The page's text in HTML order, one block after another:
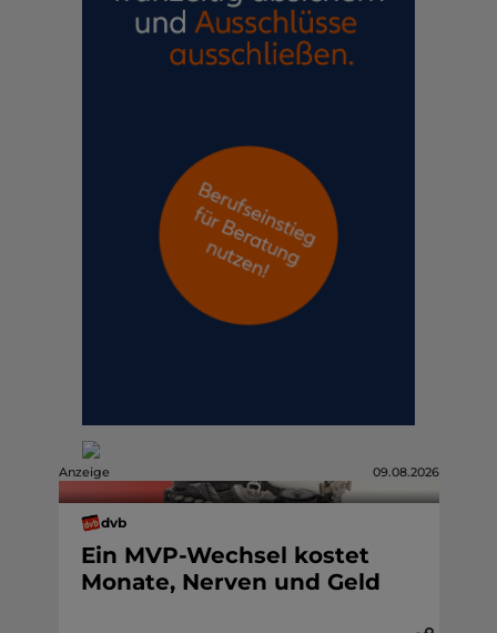
Anzeige 09.08.2026
dvb
Ein MVP-Wechsel kostet
Monate, Nerven und Geld